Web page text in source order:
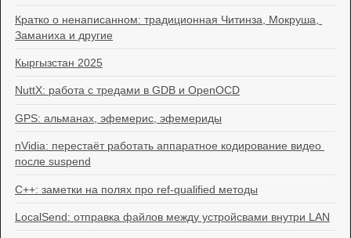
Кратко о ненаписанном: традиционная Читинза, Мокруша,
Заманиха и другие
Кыргызстан 2025
NuttX: работа с тредами в GDB и OpenOCD
GPS: альманах, эфемерис, эфемериды
nVidia: перестаёт работать аппаратное кодирование видео
после suspend
C++: заметки на полях про ref-qualified методы
LocalSend: отправка файлов между устройсвами внутри LAN